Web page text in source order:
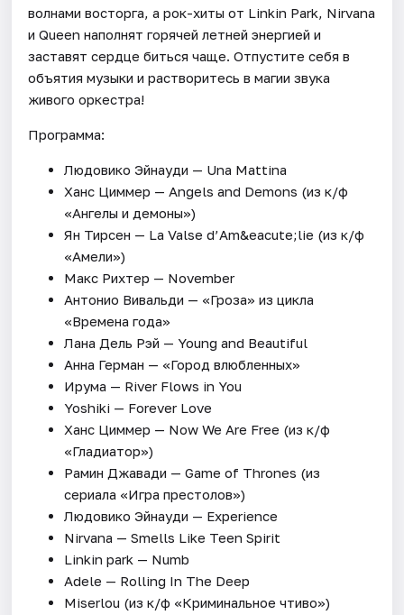
волнами восторга, а рок-хиты от Linkin Park, Nirvana
и Queen наполнят горячей летней энергией и
заставят сердце биться чаще. Отпустите себя в
объятия музыки и растворитесь в магии звука
живого оркестра!
Программа:
Людовико Эйнауди — Una Mattina
Ханс Циммер — Angels and Demons (из к/ф
«Ангелы и демоны»)
Ян Тирсен — La Valse d’Am&eacute;lie (из к/ф
«Амели»)
Макс Рихтер — November
Антонио Вивальди — «Гроза» из цикла
«Времена года»
Лана Дель Рэй — Young and Вeautiful
Анна Герман — «Город влюбленных»
Ирума — River Flows in You
Yoshiki — Forever Love
Ханс Циммер — Now We Are Free (из к/ф
«Гладиатор»)
Рамин Джавади — Game of Thrones (из
сериала «Игра престолов»)
Людовико Эйнауди — Еxperience
Nirvana — Smells Like Teen Spirit
Linkin park — Numb
Adele — Rolling In The Deep
Miserlou (из к/ф «Криминальное чтиво»)